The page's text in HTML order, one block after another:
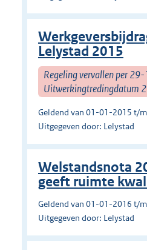
Lelystad 2015
Regeling vervallen per
Uitwerkingtredingdatum
Geldend van 01-01-2015 t/
Uitgegeven door: Lelystad
Welstandsnota
geeft ruimte
Geldend van 01-01-2016 t/
Uitgegeven door: Lelystad